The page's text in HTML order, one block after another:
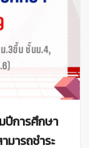
ปีการศึกษา
มารถชำระ